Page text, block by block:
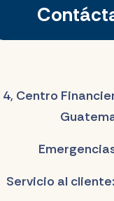
Centro
Servicio al